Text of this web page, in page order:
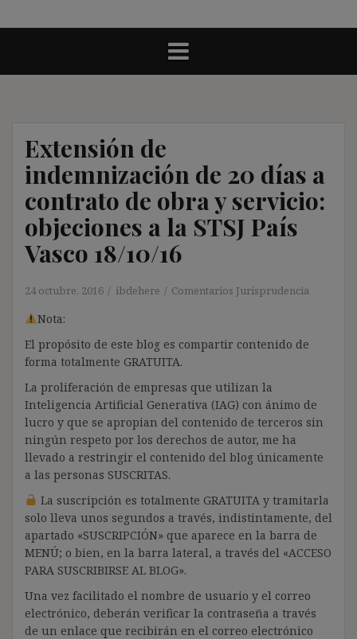
Extensión de
indemnización de 20 días a
contrato de obra y servicio:
objeciones a la STSJ País
Vasco 18/10/16
24 octubre, 2016 ibdehere Comentarios Jurisprudencia
Nota:
El propósito de este blog es compartir contenido de
forma totalmente GRATUITA.
La proliferación de empresas que utilizan la
Inteligencia Artificial Generativa (IAG) con ánimo de
lucro y que se apropian del contenido de terceros sin
ningún respeto por los derechos de autor, me ha
llevado a restringir el contenido del blog únicamente
a las personas SUSCRITAS.
La suscripción es totalmente GRATUITA y tramitarla
solo lleva unos segundos a través, indistintamente, del
apartado «SUSCRIPCIÓN» que aparece en la barra de
MENÚ; o bien, en la barra lateral, a través del «ACCESO
PARA SUSCRIBIRSE AL BLOG».
Una vez facilitado el nombre de usuario y el correo
electrónico, deberán verificar la contraseña a través
de un enlace que recibirán en el correo electrónico